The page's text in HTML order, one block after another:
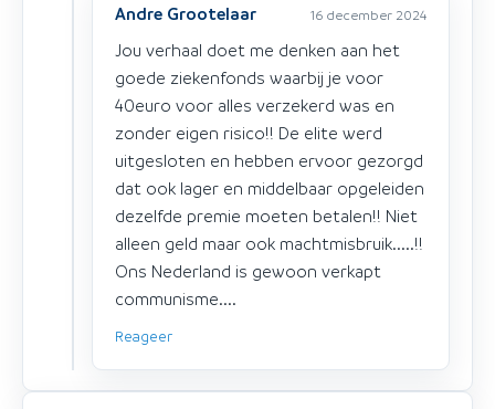
Andre Grootelaar 16 december 2024
Jou verhaal doet me denken aan het
goede ziekenfonds waarbij je voor
40euro voor alles verzekerd was en
zonder eigen risico!! De elite werd
uitgesloten en hebben ervoor gezorgd
dat ook lager en middelbaar opgeleiden
dezelfde premie moeten betalen!! Niet
alleen geld maar ook machtmisbruik.....!!
Ons Nederland is gewoon verkapt
communisme....
Reageer